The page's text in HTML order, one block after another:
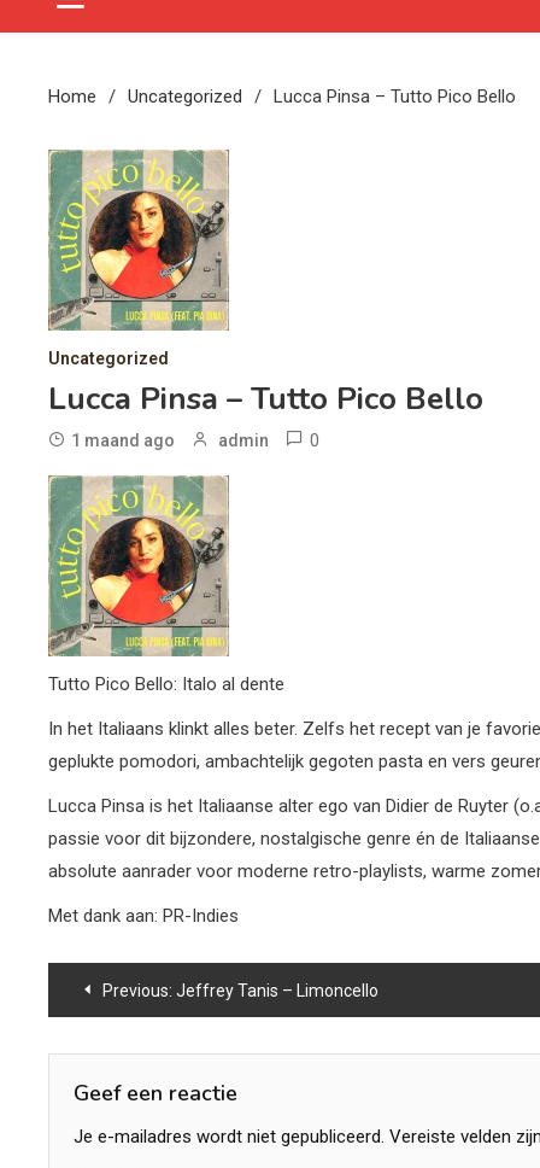
Home Uncategorized Lucca Pinsa – Tutto Pico Bello
Uncategorized
Lucca Pinsa – Tutto Pico Bello
1 maand ago admin 0
Tutto Pico Bello: Italo al dente
In het Italiaans klinkt alles beter. Zelfs het recept van je
geplukte pomodori, ambachtelijk gegoten pasta en vers
Lucca Pinsa is het Italiaanse alter ego van Didier de Ruyter
passie voor dit bijzondere, nostalgische genre én de
absolute aanrader voor moderne retro-playlists, warme
Met dank aan: PR-Indies
Bericht
navigatie
Previous: Jeffrey Tanis – Limoncello
Geef een reactie
Je e-mailadres wordt niet gepubliceerd. Vereiste velden